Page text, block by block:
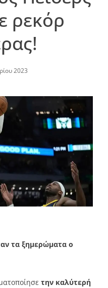
ρεκόρ
2023
τα ξημερώματα ο
την καλύτερή